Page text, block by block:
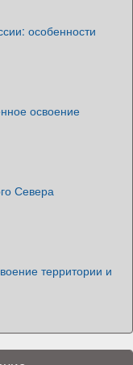
особенности
освоение
Севера
территории и